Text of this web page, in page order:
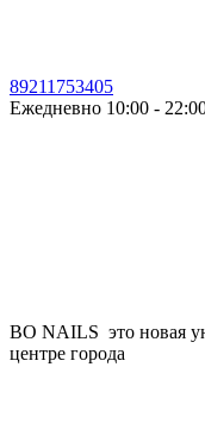
89211753405
Ежедневно 10:00 -
BO NAILS это новая
центре города